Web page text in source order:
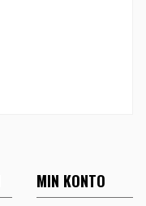
MIN KONTO